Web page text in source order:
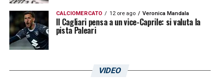
CALCIOMERCATO 12 ore ago Veronica Mandala
Il Cagliari pensa a un vice-Caprile: si valuta la
pista Paleari
VIDEO